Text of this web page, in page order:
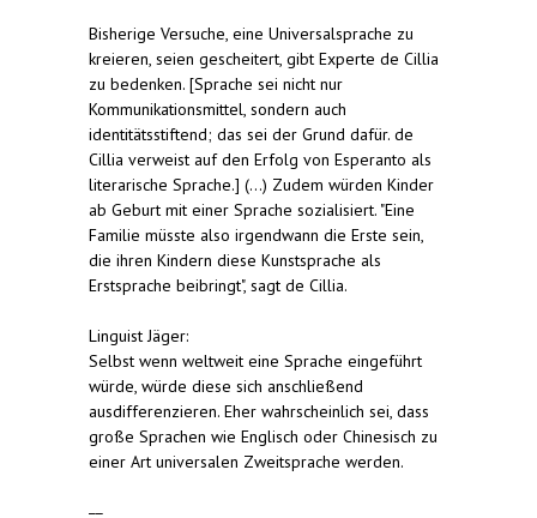
Bisherige Versuche, eine Universalsprache zu
kreieren, seien gescheitert, gibt Experte de Cillia
zu bedenken. [Sprache sei nicht nur
Kommunikationsmittel, sondern auch
identitätsstiftend; das sei der Grund dafür. de
Cillia verweist auf den Erfolg von Esperanto als
literarische Sprache.] (...) Zudem würden Kinder
ab Geburt mit einer Sprache sozialisiert. "Eine
Familie müsste also irgendwann die Erste sein,
die ihren Kindern diese Kunstsprache als
Erstsprache beibringt", sagt de Cillia.
Linguist Jäger:
Selbst wenn weltweit eine Sprache eingeführt
würde, würde diese sich anschließend
ausdifferenzieren. Eher wahrscheinlich sei, dass
große Sprachen wie Englisch oder Chinesisch zu
einer Art universalen Zweitsprache werden.